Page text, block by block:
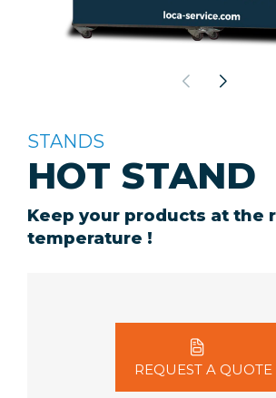
STANDS
HOT STAND
Keep your products at the
temperature !
REQUEST A QUOTE